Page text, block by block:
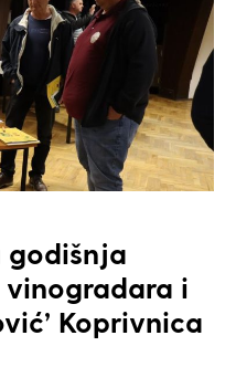
godišnja
vinogradara i
Koprivnica